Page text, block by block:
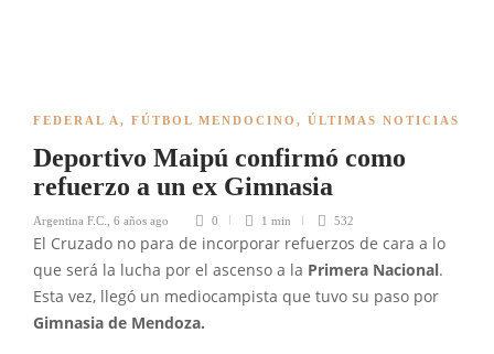
FEDERAL A , FÚTBOL MENDOCINO , ÚLTIMAS NOTICIAS
Deportivo Maipú confirmó como
refuerzo a un ex Gimnasia
Argentina F.C. 6 años ago 0 1 min 532
El Cruzado no para de incorporar refuerzos de cara a lo
que será la lucha por el ascenso a la Primera Nacional.
Esta vez, llegó un mediocampista que tuvo su paso por
Gimnasia de Mendoza.